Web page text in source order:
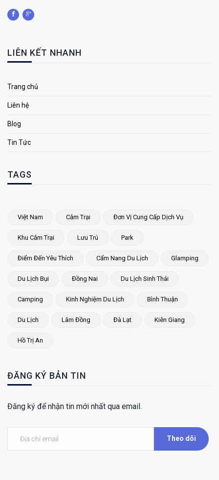
LIÊN KẾT NHANH
Trang chủ
Liên hệ
Blog
Tin Tức
TAGS
Việt Nam Cắm Trại Đơn Vị Cung Cấp Dịch Vụ
Khu Cắm Trại Lưu Trú Park
Điểm Đến Yêu Thích Cẩm Nang Du Lịch Glamping
Du Lịch Bụi Đồng Nai Du Lịch Sinh Thái
Camping Kinh Nghiệm Du Lịch Bình Thuận
Du Lịch Lâm Đồng Đà Lạt Kiên Giang
Hồ Trị An
ĐĂNG KÝ BẢN TIN
Đăng ký để nhận tin mới nhất qua email.
Theo dõi